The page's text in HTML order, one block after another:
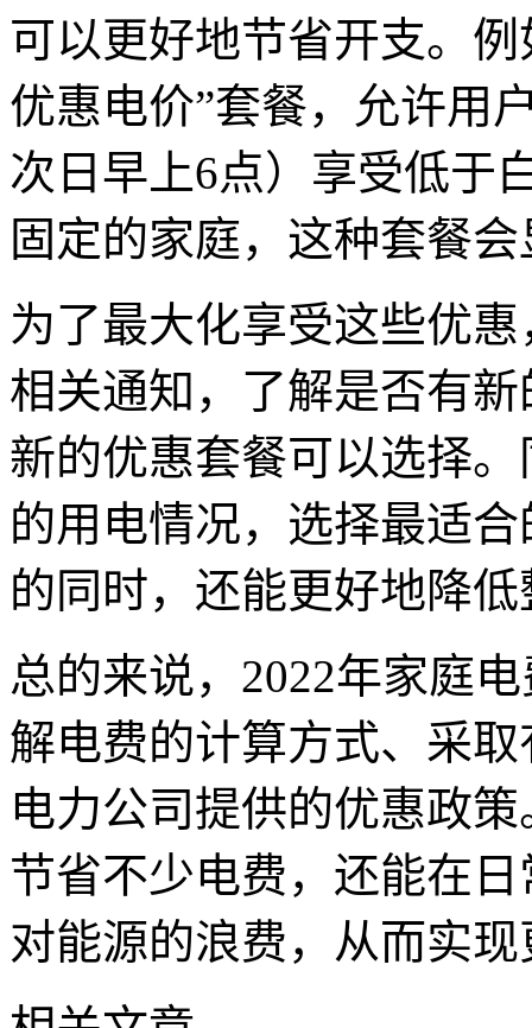
可以更好地节省开支。
优惠电价”套餐，允许用
次日早上6点）享受低于
固定的家庭，这种套餐
为了最大化享受这些优
相关通知，了解是否有
新的优惠套餐可以选择
的用电情况，选择最适
的同时，还能更好地降
总的来说，2022年家庭
解电费的计算方式、采
电力公司提供的优惠政
节省不少电费，还能在
对能源的浪费，从而实